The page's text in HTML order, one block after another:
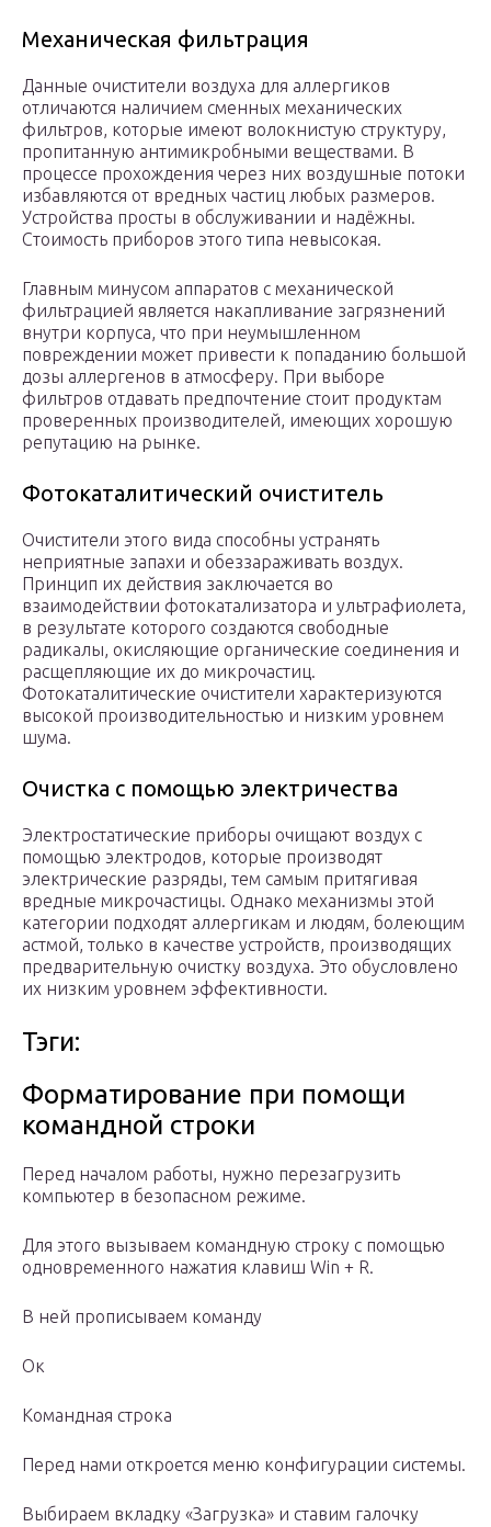
Механическая фильтрация
Данные очистители воздуха для аллергиков
отличаются наличием сменных механических
фильтров, которые имеют волокнистую структуру,
пропитанную антимикробными веществами. В
процессе прохождения через них воздушные потоки
избавляются от вредных частиц любых размеров.
Устройства просты в обслуживании и надёжны.
Стоимость приборов этого типа невысокая.
Главным минусом аппаратов с механической
фильтрацией является накапливание загрязнений
внутри корпуса, что при неумышленном
повреждении может привести к попаданию большой
дозы аллергенов в атмосферу. При выборе
фильтров отдавать предпочтение стоит продуктам
проверенных производителей, имеющих хорошую
репутацию на рынке.
Фотокаталитический очиститель
Очистители этого вида способны устранять
неприятные запахи и обеззараживать воздух.
Принцип их действия заключается во
взаимодействии фотокатализатора и ультрафиолета,
в результате которого создаются свободные
радикалы, окисляющие органические соединения и
расщепляющие их до микрочастиц.
Фотокаталитические очистители характеризуются
высокой производительностью и низким уровнем
шума.
Очистка с помощью электричества
Электростатические приборы очищают воздух с
помощью электродов, которые производят
электрические разряды, тем самым притягивая
вредные микрочастицы. Однако механизмы этой
категории подходят аллергикам и людям, болеющим
астмой, только в качестве устройств, производящих
предварительную очистку воздуха. Это обусловлено
их низким уровнем эффективности.
Тэги:
Форматирование при помощи
командной строки
Перед началом работы, нужно перезагрузить
компьютер в безопасном режиме.
Для этого вызываем командную строку с помощью
одновременного нажатия клавиш Win + R.
В ней прописываем команду
Ок
Командная строка
Перед нами откроется меню конфигурации системы.
Выбираем вкладку «Загрузка» и ставим галочку